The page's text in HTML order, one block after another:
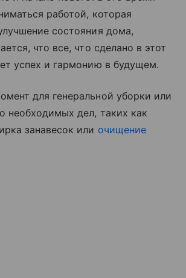
работой, которая
состояния дома,
что все, что сделано в этот
успех и гармонию в будущем.
для генеральной уборки или
необходимых дел, таких как
занавесок или очищение